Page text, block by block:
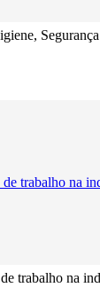
trabalho na
trabalho na